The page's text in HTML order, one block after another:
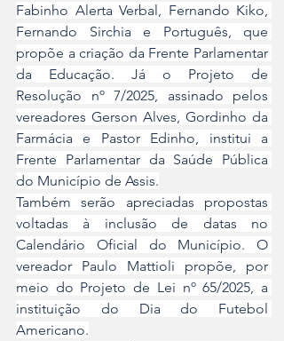
Fabinho Alerta Verbal, Fernando Kiko,
Fernando Sirchia e Português, que
propõe a criação da Frente Parlamentar
da Educação. Já o Projeto de
Resolução nº 7/2025, assinado pelos
vereadores Gerson Alves, Gordinho da
Farmácia e Pastor Edinho, institui a
Frente Parlamentar da Saúde Pública
do Município de Assis.
Também serão apreciadas propostas
voltadas à inclusão de datas no
Calendário Oficial do Município. O
vereador Paulo Mattioli propõe, por
meio do Projeto de Lei nº 65/2025, a
instituição do Dia do Futebol
Americano.